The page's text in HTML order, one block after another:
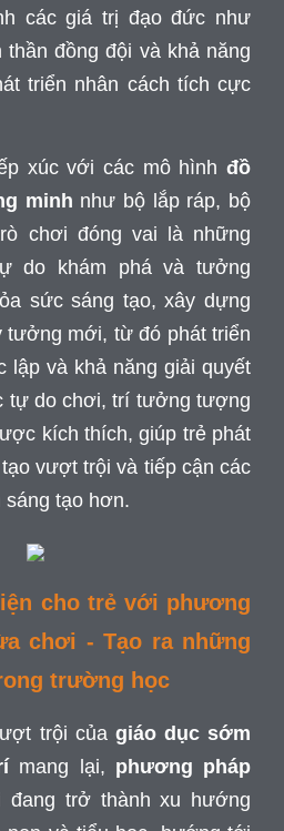
các giá trị đạo đức như
thần đồng đội và khả năng
triển nhân cách tích cực
xúc với các mô hình đồ
minh như bộ lắp ráp, bộ
chơi đóng vai là những
do khám phá và tưởng
sức sáng tạo, xây dựng
tưởng mới, từ đó phát triển
lập và khả năng giải quyết
tự do chơi, trí tưởng tượng
kích thích, giúp trẻ phát
vượt trội và tiếp cận các
sáng tạo hơn.
cho trẻ với phương
chơi - Tạo ra những
trường học
trội của giáo dục sớm
mang lại, phương pháp
đang trở thành xu hướng